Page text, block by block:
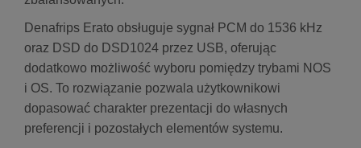
Denafrips Erato obsługuje sygnał PCM do 1536 kHz
oraz DSD do DSD1024 przez USB, oferując
dodatkowo możliwość wyboru pomiędzy trybami NOS
i OS. To rozwiązanie pozwala użytkownikowi
dopasować charakter prezentacji do własnych
preferencji i pozostałych elementów systemu.